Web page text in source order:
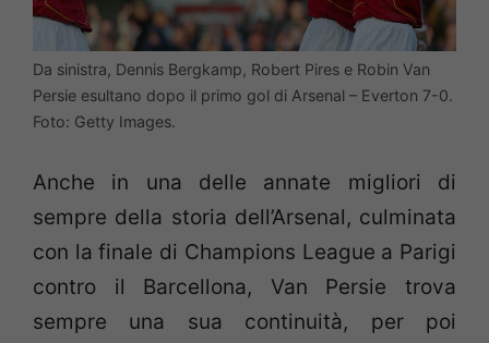
Da sinistra, Dennis Bergkamp, Robert Pires e Robin Van
Persie esultano dopo il primo gol di Arsenal – Everton 7-0.
Foto: Getty Images.
Anche in una delle annate migliori di
sempre della storia dell’Arsenal, culminata
con la finale di Champions League a Parigi
contro il Barcellona, Van Persie trova
sempre una sua continuità, per poi